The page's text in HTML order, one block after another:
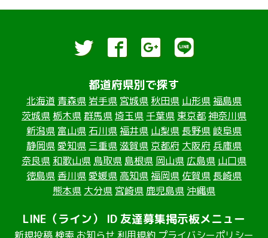
都道府県別で探す
北海道 青森県岩手県 宮城県 秋田県 山形県福島県
茨城県栃木県群馬県埼玉県 千葉県 東京都神奈川県
新潟県 富山県 石川県福井県 山梨県長野県 岐阜県
静岡県愛知県 三重県滋賀県 京都府 大阪府兵庫県
奈良県 和歌山県 鳥取県 島根県 岡山県 広島県 山口県
徳島県 香川県愛媛県 高知県福岡県 佐賀県長崎県
熊本県 大分県 宮崎県 鹿児島県 沖縄県
LINE（ライン） ID 友達募集掲示板メニュー
新規投稿 検索 お知らせ 利用規約 プライバシーポリシー